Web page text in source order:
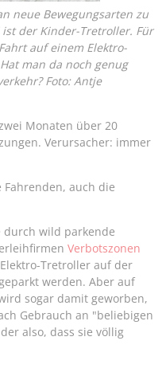
neue Bewegungsarten zu
der Kinder-Tretroller. Für
auf einem Elektro-
man da noch genug
Foto: Antje
Monaten über 20
Verursacher: immer
auch die
durch wild parkende
Verbotszonen
Tretroller auf der
werden. Aber auf
sogar damit geworben,
Gebrauch an "beliebigen
also, dass sie völlig